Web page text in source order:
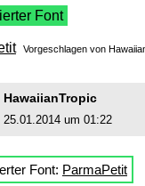
Font
Vorgeschlagen von
HawaiianTropic
25.01.2014 um 01:22
Font: ParmaPetit